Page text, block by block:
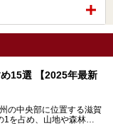
15選 【2025年最新
の中央部に位置する滋賀
を占め、山地や森林部